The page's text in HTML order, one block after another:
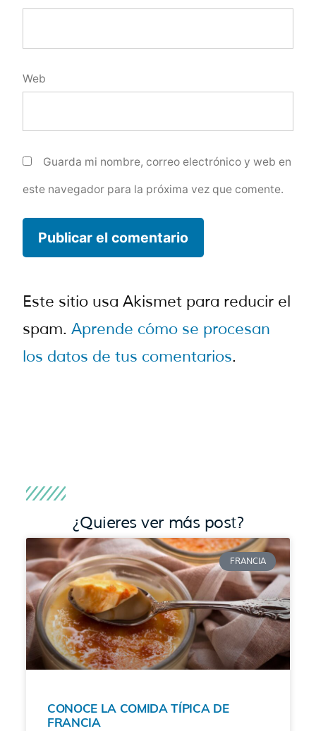
Web
Guarda mi nombre, correo electrónico y web en
este navegador para la próxima vez que comente.
Este sitio usa Akismet para reducir el
spam. Aprende cómo se procesan
los datos de tus comentarios.
¿Quieres ver más post?
FRANCIA
CONOCE LA COMIDA TÍPICA DE
FRANCIA